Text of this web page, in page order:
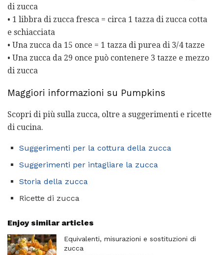
di zucca
• 1 libbra di zucca fresca = circa 1 tazza di zucca cotta
e schiacciata
• Una zucca da 15 once = 1 tazza di purea di 3/4 tazze
• Una zucca da 29 once può contenere 3 tazze e mezzo
di zucca
Maggiori informazioni su Pumpkins
Scopri di più sulla zucca, oltre a suggerimenti e ricette
di cucina.
Suggerimenti per la cottura della zucca
Suggerimenti per intagliare la zucca
Storia della zucca
Ricette di zucca
Enjoy similar articles
Equivalenti, misurazioni e sostituzioni di
zucca